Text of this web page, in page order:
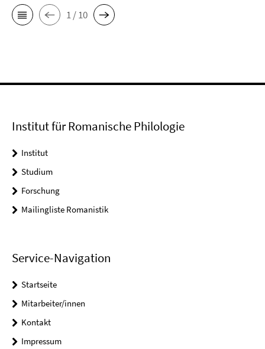
1 / 10
Institut für Romanische Philologie
Institut
Studium
Forschung
Mailingliste Romanistik
Service-Navigation
Startseite
Mitarbeiter/innen
Kontakt
Impressum